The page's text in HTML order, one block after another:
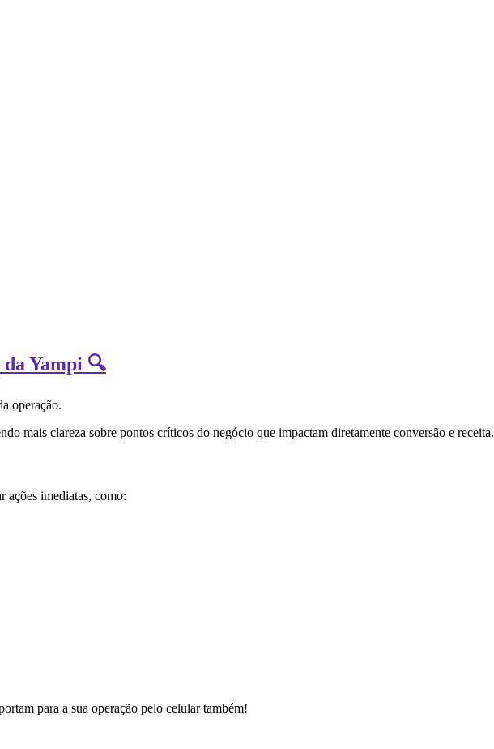
Yampi 🔍
operação.
mais clareza sobre pontos críticos do negócio que impactam diretamente conversão e receita.
ações imediatas, como:
para a sua operação pelo celular também!